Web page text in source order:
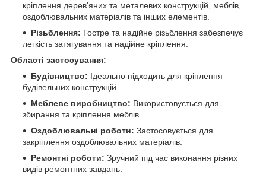
кріплення дерев'яних та металевих конструкцій, меблів,
оздоблювальних матеріалів та інших елементів.
Різьблення: Гостре та надійне різьблення забезпечує
легкість затягування та надійне кріплення.
Області застосування:
Будівництво: Ідеально підходить для кріплення
будівельних конструкцій.
Меблеве виробництво: Використовується для
збирання та кріплення меблів.
Оздоблювальні роботи: Застосовується для
закріплення оздоблювальних матеріалів.
Ремонтні роботи: Зручний під час виконання різних
видів ремонтних завдань.